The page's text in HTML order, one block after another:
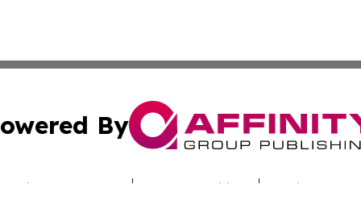
By
Submit Press Release Terms & Conditions Copyright/